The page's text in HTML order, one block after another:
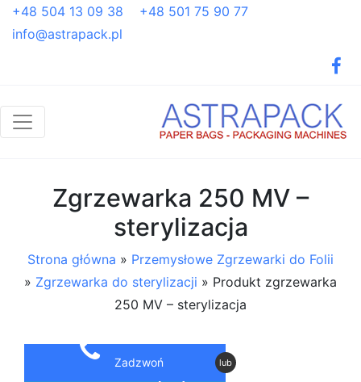
+48 504 13 09 38 +48 501 75 90 77
info@astrapack.pl
Zgrzewarka 250 MV –
sterylizacja
Strona główna » Przemysłowe Zgrzewarki do Folii
» Zgrzewarka do sterylizacji » Produkt zgrzewarka
250 MV – sterylizacja
Zadzwoń lub